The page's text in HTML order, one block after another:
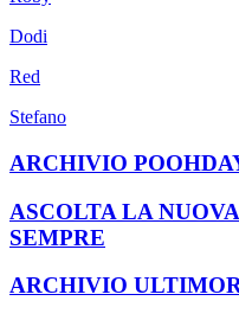
Dodi
Red
Stefano
ARCHIVIO
ASCOLTA LA
SEMPRE
ARCHIVIO